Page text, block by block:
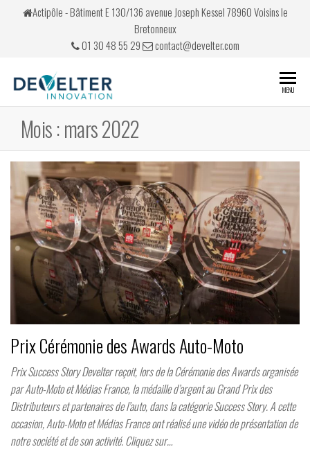
Actipôle - Bâtiment E 130/136 avenue Joseph Kessel 78960 Voisins le
Bretonneux
01 30 48 55 29
contact@develter.com
de conduite
MENU
Mois :mars 2022
Prix Cérémonie des Awards Auto-Moto
Prix Success Story Develter reçoit, lors de la Cérémonie des Awards organisée
par Auto-Moto et Médias France, la médaille d’argent au Grand Prix des
Distributeurs et partenaires de l’auto, dans la catégorie Success Story. A cette
occasion, Auto-Moto et Médias France ont réalisé une vidéo de présentation de
notre société et de son activité. Cliquez sur…